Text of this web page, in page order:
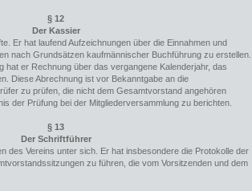
§ 12
Der Kassier
Er hat laufend Aufzeichnungen über die Einnahmen und
nach Grundsätzen kaufmännischer Buchführung zu erstellen.
hat er Rechnung über das vergangene Kalenderjahr, das
Diese Abrechnung ist vor Bekanntgabe an die
zu prüfen, die nicht dem Gesamtvorstand angehören
der Prüfung bei der Mitgliederversammlung zu berichten.
§ 13
Der Schriftführer
des Vereins unter sich. Er hat insbesondere die Protokolle der
zu führen, die vom Vorsitzenden und dem